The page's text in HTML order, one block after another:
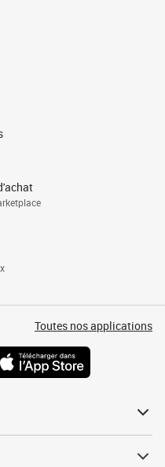
Toutes nos applications